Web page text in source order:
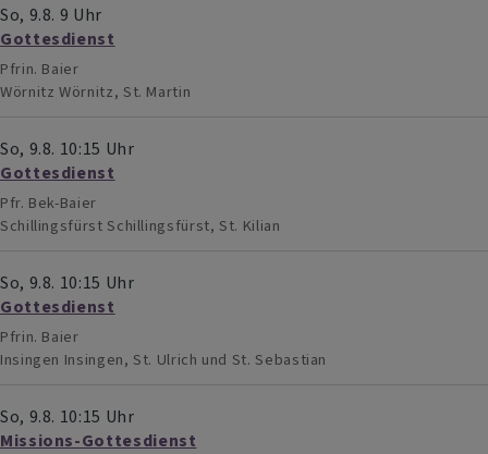
So, 9.8. 9 Uhr
Gottesdienst
Pfrin. Baier
Wörnitz Wörnitz, St. Martin
So, 9.8. 10:15 Uhr
Gottesdienst
Pfr. Bek-Baier
Schillingsfürst Schillingsfürst, St. Kilian
So, 9.8. 10:15 Uhr
Gottesdienst
Pfrin. Baier
Insingen Insingen, St. Ulrich und St. Sebastian
So, 9.8. 10:15 Uhr
Missions-Gottesdienst